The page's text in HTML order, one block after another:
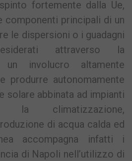
fortemente dalla Ue,
componenti principali di un
le dispersioni o i guadagni
attraverso la
involucro altamente
produrre autonomamente
solare abbinata ad impianti
la climatizzazione,
di acqua calda ed
accompagna infatti i
di Napoli nell’utilizzo di